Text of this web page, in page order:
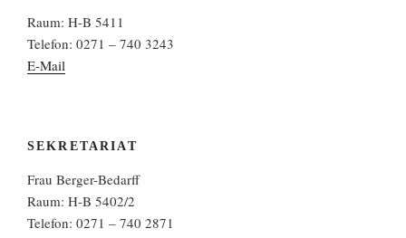
Raum: H-B 5411
Telefon: 0271 – 740 3243
E-Mail
SEKRETARIAT
Frau Berger-Bedarff
Raum: H-B 5402/2
Telefon: 0271 – 740 2871